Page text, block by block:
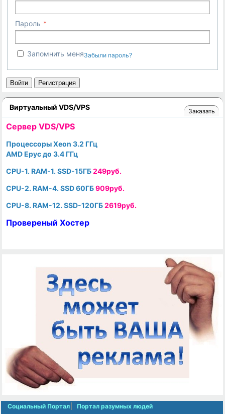
Пароль
Запомнить меняЗабыли пароль?
Войти Регистрация
Виртуальный VDS/VPS Заказать
Cервер VDS/VPS
Процессоры Xeon 3.2 ГГц
AMD Epyc до 3.4 ГГц
CPU-1. RAM-1. SSD-15ГБ249руб.
CPU-2. RAM-4. SSD 60ГБ909руб.
CPU-8. RAM-12. SSD-120ГБ2619руб.
Провереный Хостер
Социальный Портал Портал разумных людей